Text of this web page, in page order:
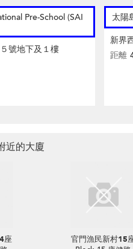
Pre-School (SAI
號地下及１樓
太陽
新界
距離
近的大廈
座
官門漁民新村15